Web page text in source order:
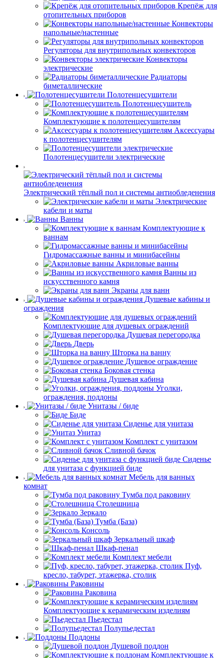
Крепёж для
отопительных приборов
Конвекторы
напольные/настенные
Регуляторы для внутрипольных конвекторов
Конвекторы
электрические
Радиаторы
биметаллические
Полотенцесушители
Полотенцесушитель
Комплектующие к полотенцесушителям
Аксессуары
к полотенцесушителям
Полотенцесушители электрические
Электрический тёплый пол и системы антиобледенения
Электрические
кабели и маты
Ванны
Комплектующие к
ваннам
Гидромассажные ванны и минибасейны
Акриловые ванны
Ванны из
искусственного камня
Экраны для ванн
Душевые кабины и
ограждения
Комплектующие для душевых ограждений
Душевая перегородка
Дверь
Шторка на ванну
Душевое ограждение
Боковая стенка
Душевая кабина
Уголки,
ограждения, поддоны
Унитазы / биде
Биде
Сиденье для унитаза
Унитаз
Комплект с унитазом
Сливной бачок
Сиденье
для унитаза с функцией биде
Мебель для ванных
комнат
Тумба под раковину
Столешница
Зеркало
Тумба (База)
Консоль
Зеркальный шкаф
Шкаф-пенал
Комплект мебели
Пуф,
кресло, табурет, этажерка, столик
Раковины
Раковина
Комплектующие к керамическим изделиям
Пьедестал
Полупьедестал
Поддоны
Душевой поддон
Комплектующие к